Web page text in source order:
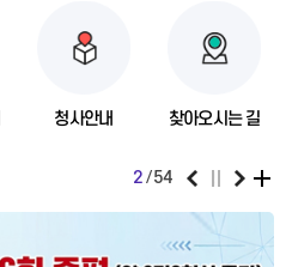
청사안내 찾아오시는 길
2 54